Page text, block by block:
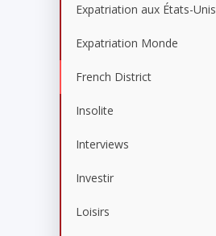
Expatriation aux États-Unis
Expatriation Monde
French District
Insolite
Interviews
Investir
Loisirs